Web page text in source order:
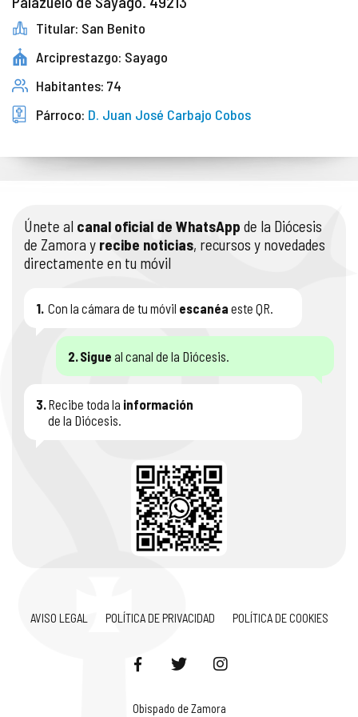
Titular: San Benito
Arciprestazgo: Sayago
Habitantes: 74
Párroco: D. Juan José Carbajo Cobos
Únete al canal oficial de WhatsApp de la Diócesis
de Zamora y recibe noticias, recursos y novedades
directamente en tu móvil
1. Con la cámara de tu móvil escanéa este QR.
2.Sigue al canal de la Diócesis.
3.Recibe toda la información
de la Diócesis.
AVISO LEGAL POLÍTICA DE PRIVACIDAD POLÍTICA DE COOKIES
Obispado de Zamora